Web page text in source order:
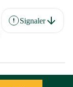
Signaler